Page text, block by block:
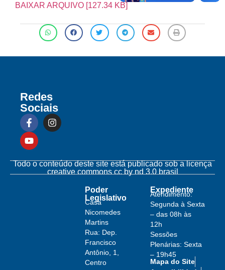
BAIXAR ARQUIVO [127.34 KB]
Redes
Sociais
Todo o conteúdo deste site está publicado sob a licença
creative commons cc by nd 3.0 brasil
Poder
Legislativo
Casa
Nicomedes
Martins
Rua: Dep.
Francisco
Antônio, 1,
Centro
Expediente
Atendimento:
Segunda à Sexta
– das 08h às
12h
Sessões
Plenárias: Sexta
– 19h45
Mapa do Site